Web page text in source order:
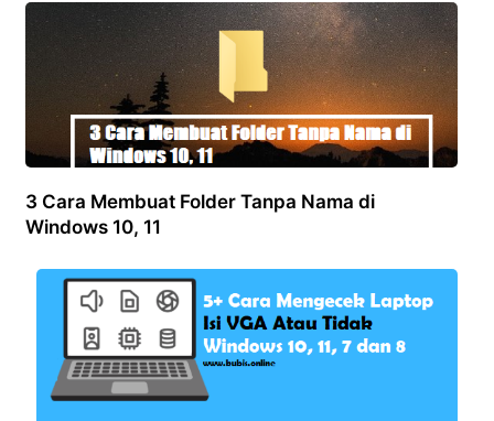
3 Cara Membuat Folder Tanpa Nama di
Windows 10, 11